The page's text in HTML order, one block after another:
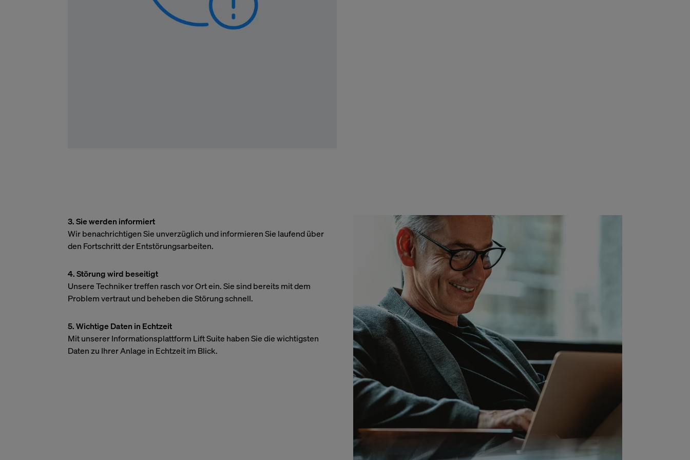
3. Sie werden informiert
Wir benachrichtigen Sie unverzüglich und informieren Sie laufend über
den Fortschritt der Entstörungsarbeiten.
4. Störung wird beseitigt
Unsere Techniker treffen rasch vor Ort ein. Sie sind bereits mit dem
Problem vertraut und beheben die Störung schnell.
5. Wichtige Daten in Echtzeit
Mit unserer Informationsplattform Lift Suite haben Sie die wichtigsten
Daten zu Ihrer Anlage in Echtzeit im Blick.